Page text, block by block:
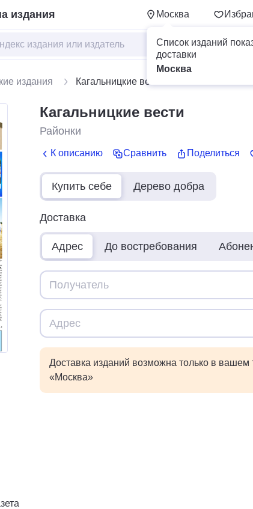
издания Москва
Список изданий
доставки
Москва
издания Кагальницкие вести
Кагальницкие вести
Районки
К описанию Сравнить Поделиться
Купить себе Дерево добра
Доставка
Адрес До востребования
Доставка изданий возможна только в вашем
«Москва»